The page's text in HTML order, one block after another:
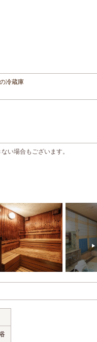
冷蔵庫
い場合もございます。